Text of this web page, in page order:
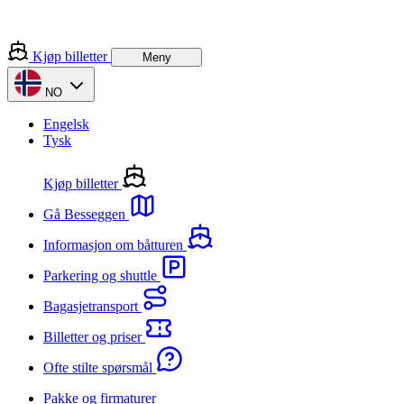
Kjøp billetter Meny
NO
Engelsk
Tysk
Kjøp billetter
Gå Besseggen
Informasjon om båtturen
Parkering og shuttle
Bagasjetransport
Billetter og priser
Ofte stilte spørsmål
Pakke og firmaturer